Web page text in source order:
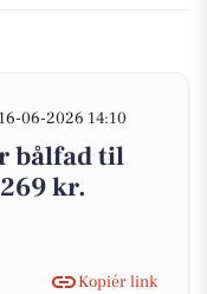
16-06-2026 14:10
bålfad til
kr.
Kopiér link